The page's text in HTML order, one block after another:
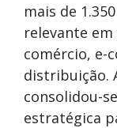
mais de
relevante
comércio, e-
distribuição.
consolidou-
estratégica